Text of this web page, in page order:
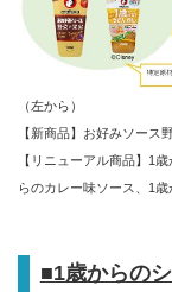
（左から）
【新商品】お好みソース
【リニューアル商品】1
らのカレー味ソース、1
■1歳からの